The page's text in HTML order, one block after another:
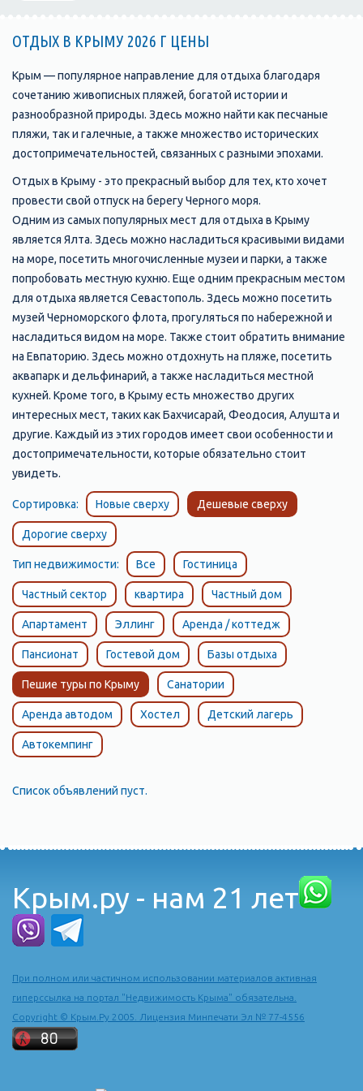
ОТДЫХ В КРЫМУ 2026 Г ЦЕНЫ
Крым — популярное направление для отдыха благодаря
сочетанию живописных пляжей, богатой истории и
разнообразной природы. Здесь можно найти как песчаные
пляжи, так и галечные, а также множество исторических
достопримечательностей, связанных с разными эпохами.
Отдых в Крыму - это прекрасный выбор для тех, кто хочет
провести свой отпуск на берегу Черного моря.
Одним из самых популярных мест для отдыха в Крыму
является Ялта. Здесь можно насладиться красивыми видами
на море, посетить многочисленные музеи и парки, а также
попробовать местную кухню. Еще одним прекрасным местом
для отдыха является Севастополь. Здесь можно посетить
музей Черноморского флота, прогуляться по набережной и
насладиться видом на море. Также стоит обратить внимание
на Евпаторию. Здесь можно отдохнуть на пляже, посетить
аквапарк и дельфинарий, а также насладиться местной
кухней. Кроме того, в Крыму есть множество других
интересных мест, таких как Бахчисарай, Феодосия, Алушта и
другие. Каждый из этих городов имеет свои особенности и
достопримечательности, которые обязательно стоит
увидеть.
Сортировка: Новые сверху Дешевые сверху
Дорогие сверху
Тип недвижимости: Все Гостиница
Частный сектор квартира Частный дом
Апартамент Эллинг Аренда / коттедж
Пансионат Гостевой дом Базы отдыха
Пешие туры по Крыму Санатории
Аренда автодом Хостел Детский лагерь
Автокемпинг
Список объявлений пуст.
Крым.ру - нам 21 лет
При полном или частичном использовании материалов активная
гиперссылка на портал "Недвижимость Крыма" обязательна.
Copyright © Крым.Ру 2005. Лицензия Минпечати Эл № 77-4556